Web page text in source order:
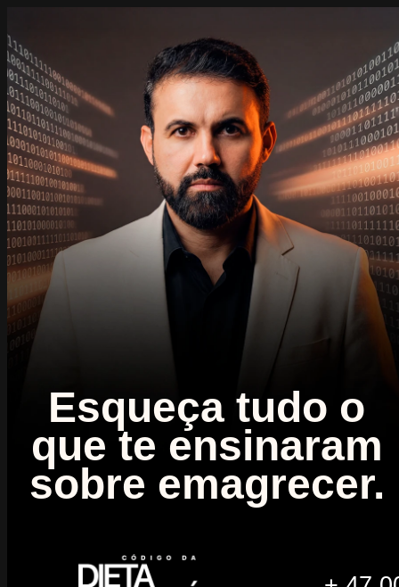
Esqueça tudo o
que te ensinaram
sobre emagrecer.